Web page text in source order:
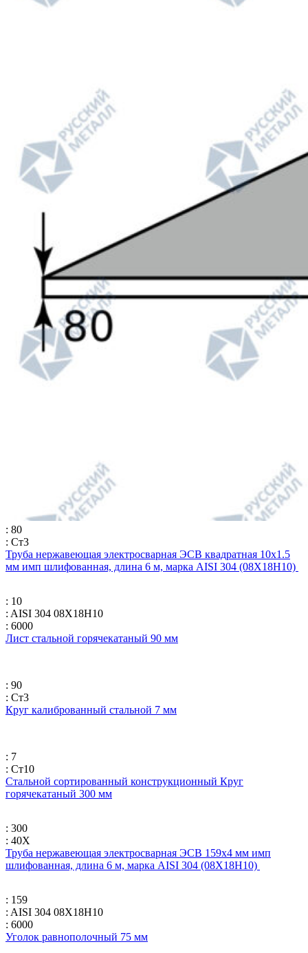
: 80
: Ст3
Труба нержавеющая электросварная ЭСВ квадратная 10х1.5
мм имп шлифованная, длина 6 м, марка AISI 304 (08Х18Н10)
: 10
: AISI 304 08Х18Н10
: 6000
Лист стальной горячекатаный 90 мм
: 90
: Ст3
Круг калиброванный стальной 7 мм
: 7
: Ст10
Стальной сортированный конструкционный Круг
горячекатаный 300 мм
: 300
: 40Х
Труба нержавеющая электросварная ЭСВ 159х4 мм имп
шлифованная, длина 6 м, марка AISI 304 (08Х18Н10)
: 159
: AISI 304 08Х18Н10
: 6000
Уголок равнополочный 75 мм